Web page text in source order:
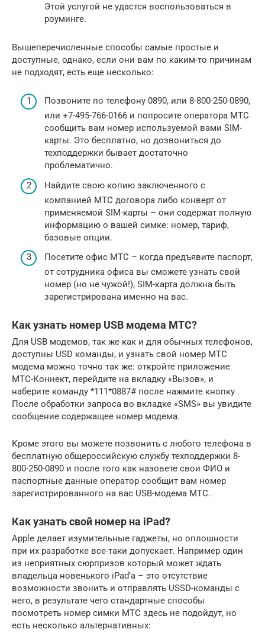
Этой услугой не удастся воспользоваться в
роуминге.
Вышеперечисленные способы самые простые и
доступные, однако, если они вам по каким-то причинам
не подходят, есть еще несколько:
Позвоните по телефону 0890, или 8-800-250-0890,
или +7-495-766-0166 и попросите оператора МТС
сообщить вам номер используемой вами SIM-
карты. Это бесплатно, но дозвониться до
техподдержки бывает достаточно
проблематично.
Найдите свою копию заключенного с
компанией МТС договора либо конверт от
применяемой SIM-карты – они содержат полную
информацию о вашей симке: номер, тариф,
базовые опции.
Посетите офис МТС – когда предъявите паспорт,
от сотрудника офиса вы сможете узнать свой
номер (но не чужой!), SIM-карта должна быть
зарегистрирована именно на вас.
Как узнать номер USB модема МТС?
Для USB модемов, так же как и для обычных телефонов,
доступны USD команды, и узнать свой номер МТС
модема можно точно так же: откройте приложение
МТС-Коннект, перейдите на вкладку «Вызов», и
наберите команду *111*0887# после нажмите кнопку .
После обработки запроса во вкладке «SMS» вы увидите
сообщение содержащее номер модема.
Кроме этого вы можете позвонить с любого телефона в
бесплатную общероссийскую службу техподдержки 8-
800-250-0890 и после того как назовете свои ФИО и
паспортные данные оператор сообщит вам номер
зарегистрированного на вас USB-модема МТС.
Как узнать свой номер на iPad?
Apple делает изумительные гаджеты, но оплошности
при их разработке все-таки допускает. Например один
из неприятных сюрпризов который может ждать
владельца новенького iPad’а – это отсутствие
возможности звонить и отправлять USSD-команды с
него, в результате чего стандартные способы
посмотреть номер симки МТС здесь не подойдут, но
есть несколько альтернативных: